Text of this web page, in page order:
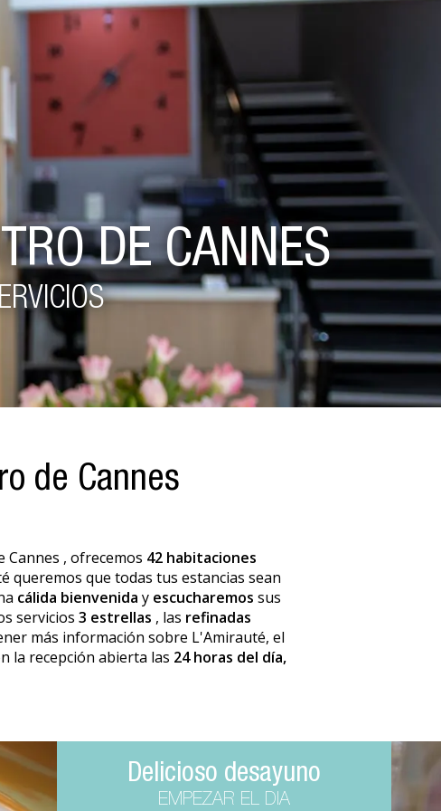
DE CANNES
de Cannes
Cannes , ofrecemos 42 habitaciones
queremos que todas tus estancias sean
cálida bienvenida y escucharemos sus
servicios 3 estrellas , las refinadas
más información sobre L'Amirauté, el
la recepción abierta las 24 horas del día,
Delicioso desayuno
EMPEZAR EL DIA